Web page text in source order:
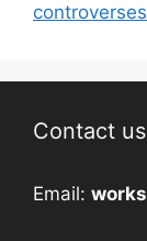
Contact us
Email: